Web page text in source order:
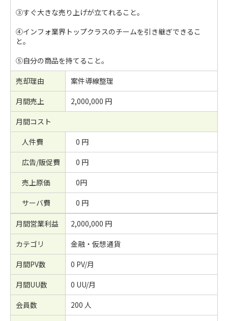
③すぐ大きな売り上げが立てれること。
④インフォ業界トップクラスのチームを引き継ぎできるこ
と。
⑤自分の商品を持てること。
売却理由
案件導線整理
月間売上
2,000,000 円
月間コスト
人件費
0 円
広告/販促費
0 円
売上原価
0円
サーバ費
0 円
月間営業利益
2,000,000 円
カテゴリ
金融・仮想通貨
月間PV数
0 PV/月
月間UU数
0 UU/月
会員数
200 人